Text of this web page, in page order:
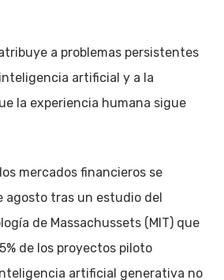
a problemas persistentes
artificial y a la
la experiencia humana sigue
mercados financieros se
agosto tras un estudio del
de Massachussets (MIT) que
de los proyectos piloto
artificial generativa no